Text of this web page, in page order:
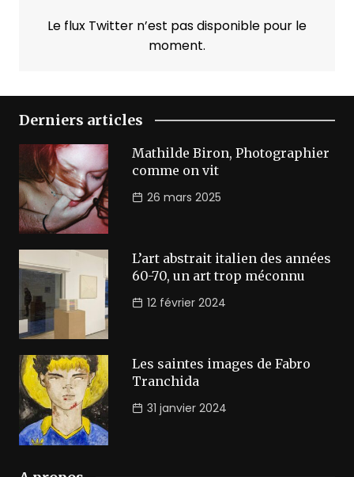
Le flux Twitter n’est pas disponible pour le
moment.
Derniers articles
Mathilde Biron, Photographier
comme on vit
26 mars 2025
L’art abstrait italien des années
60-70, un art trop méconnu
12 février 2024
Les saintes images de Fabro
Tranchida
31 janvier 2024